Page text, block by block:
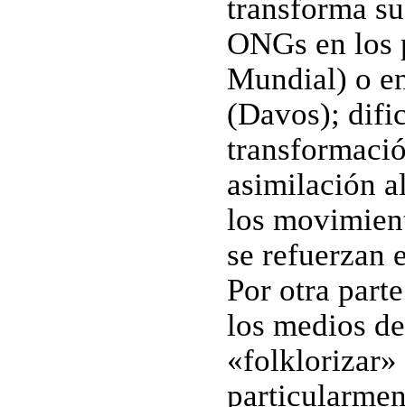
transforma
ONGs en los
Mundial) o
(Davos);
asimilación
los
se refuerzan
Por otra
los medios
«folklorizar»